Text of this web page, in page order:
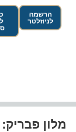
הרשמה
לניוזלטר
מלון פבריק: